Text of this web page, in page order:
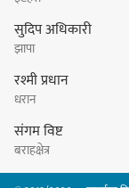
सुदिप अधिकारी
झापा
रश्मी प्रधान
धरान
संगम विष्ट
बराहक्षेत्र